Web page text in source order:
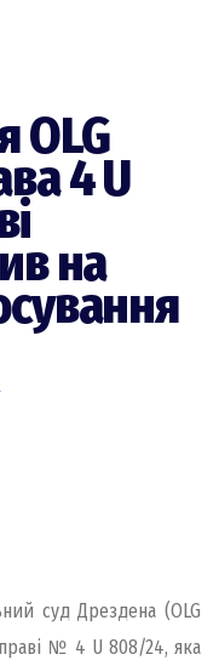
OLG
4 U
на
суд Дрездена (OLG
№ 4 U 808/24, яка